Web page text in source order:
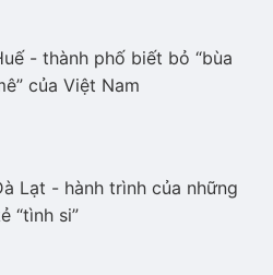
- thành phố biết bỏ “bùa
của Việt Nam
Lạt - hành trình của những
“tình si”